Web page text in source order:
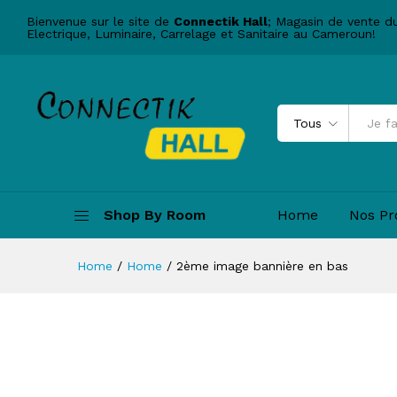
Bienvenue sur le site de Connectik Hall; Magasin de vente
Electrique, Luminaire, Carrelage et Sanitaire au Cameroun!
Tous
Shop By Room Home Nos
Home / Home / 2ème image bannière en bas